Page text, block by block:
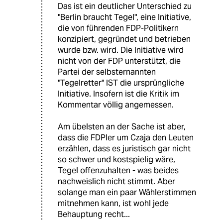
Das ist ein deutlicher Unterschied zu
"Berlin braucht Tegel", eine Initiative,
die von führenden FDP-Politikern
konzipiert, gegründet und betrieben
wurde bzw. wird. Die Initiative wird
nicht von der FDP unterstützt, die
Partei der selbsternannten
"Tegelretter" IST die ursprüngliche
Initiative. Insofern ist die Kritik im
Kommentar völlig angemessen.
Am übelsten an der Sache ist aber,
dass die FDPler um Czaja den Leuten
erzählen, dass es juristisch gar nicht
so schwer und kostspielig wäre,
Tegel offenzuhalten - was beides
nachweislich nicht stimmt. Aber
solange man ein paar Wählerstimmen
mitnehmen kann, ist wohl jede
Behauptung recht...